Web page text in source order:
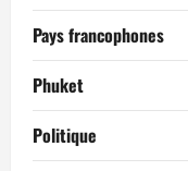
Pays francophones
Phuket
Politique